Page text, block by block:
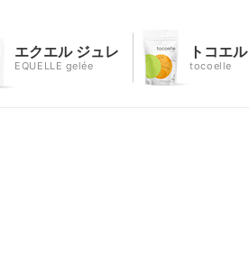
エクエル ジュレ
EQUELLE gelée
トコエル
tocoelle